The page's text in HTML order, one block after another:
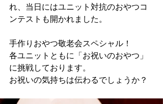
れ、当日にはユニット対抗のおやつコ
ンテストも開かれました。
手作りおやつ敬老会スペシャル！
各ユニットともに「お祝いのおやつ」
に挑戦しております。
お祝いの気持ちは伝わるでしょうか？